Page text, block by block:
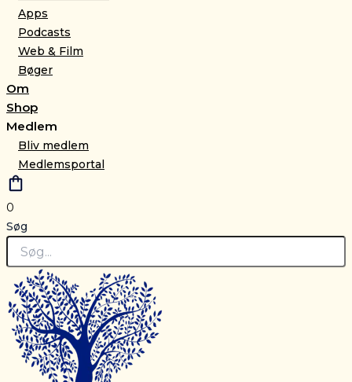
Apps
Podcasts
Web & Film
Bøger
Om
Shop
Medlem
Bliv medlem
Medlemsportal
0
Søg